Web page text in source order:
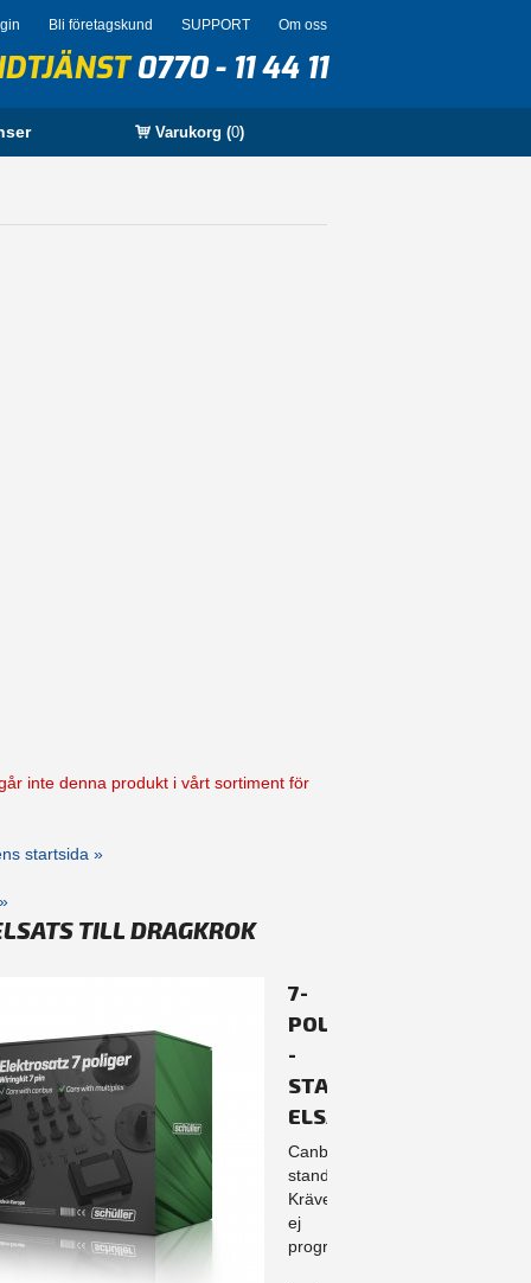
Bli företagskund SUPPORT Om oss
0770 - 11 44 11
Varukorg (0)
inte denna produkt i vårt sortiment för
startsida »
TILL DRAGKROK
7-
POLIG
-
STANDARD
ELSATS
Canbusanpassad
standard.
Kräver
ej
programmering.